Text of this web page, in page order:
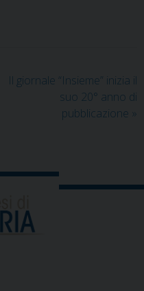
Il giornale “Insieme” inizia il
suo 20° anno di
pubblicazione »